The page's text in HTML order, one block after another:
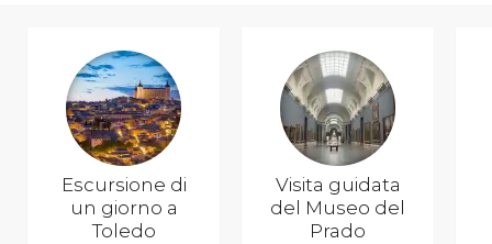
Escursione di
un giorno a
Toledo
Visita guidata
del Museo del
Prado